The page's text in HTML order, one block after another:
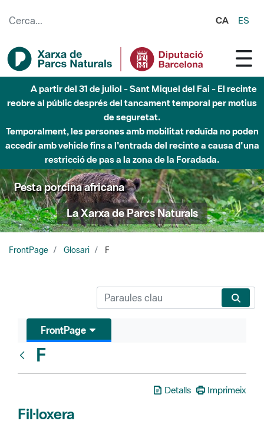
CA ES
A partir del 31 de juliol - Sant Miquel del Fai - El recinte
reobre al públic després del tancament temporal per motius
de seguretat.
Temporalment, les persones amb mobilitat reduïda no poden
accedir amb vehicle fins a l'entrada del recinte a causa d'una
restricció de pas a la zona de la Foradada.
Pesta porcina africana
La Xarxa de Parcs Naturals
FrontPage Glosari F
FrontPage
F
Detalls Imprimeix
Fil·loxera